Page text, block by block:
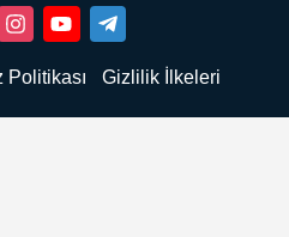
Politikası Gizlilik İlkeleri